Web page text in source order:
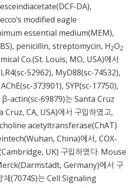
DA),
modified eagle
essential medium(MEM),
penicillin, streptomycin, H2O2
Co.(St. Louis, MO, USA)에서
52962), MyD88(sc-74532),
373901), SYP(sc-17750),
β-actin(sc-69879)는 Santa Cruz
CA, USA)에서 구입하였고,
acetyltransferase(ChAT)
China)에서, COX-
UK) 구입하였다. Mouse
Germany)에서 구
체(7074S)는 Cell Signaling